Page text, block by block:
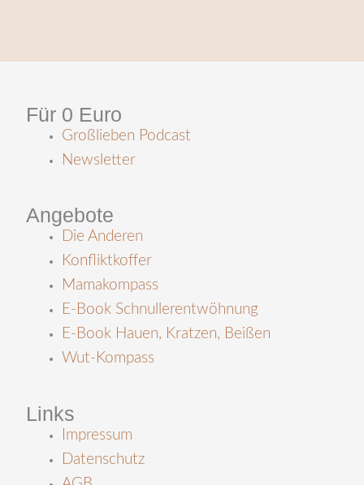
Für 0 Euro
Großlieben Podcast
Newsletter
Angebote
Die Anderen
Konfliktkoffer
Mamakompass
E-Book Schnullerentwöhnung
E-Book Hauen, Kratzen, Beißen
Wut-Kompass
Links
Impressum
Datenschutz